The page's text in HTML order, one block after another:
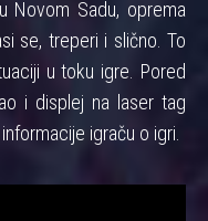
Novom Sadu, oprema
se, treperi i slično. To
u toku igre. Pored
i displej na laser tag
igraču o igri.